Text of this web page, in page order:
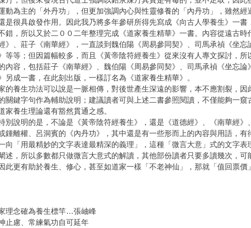
動為主的「外丹功」，但更加強調內心與性靈修養的「內丹功」，雖然經
是很具啟發作用。因此我乃將多年參研所得先寫成《向古人學養生》一書
錯，所以又於二００二年整理完成《道家養生精華》一書。內容從遠古時
》、莊子《南華經》，一直談到魏伯陽《周易參同契》、司馬承禎《坐忘
等等；但因篇幅較多，而且《黃帝陰符經養生》從來沒有人專文探討，
內容，包括莊子《南華經》、魏伯陽《周易參同契》、司馬承禎《坐忘論
另成一書，在此刻出版，一樣訂名為《道家養生精華》。
養生功法可以說是一脈相傳，對後世產生深遠的影響，本不應割裂，因
關鍵字句作為輔助說明；建議讀者可與上述二書參照閱讀，不僅能夠一窺
家養生理論還有豁然貫通之感。
說明的是，不論是《黃帝陰符經養生》，還是《道德經》、《南華經》
鍾離權、呂洞賓的《內丹功》，其中還是有一些形而上的內容與用語，有
向「用最精妙的文字表達最精深的義理」，這種「微言大意」式的文字表
述，所以多數都只做微言大意式的解讀，其他部份讀者只要多讀幾次，可
此更有助於養生、修心，甚至如道家一樣「不老神仙」，那就「值回票價
理念確為養生標竿…張岫峰
止慮、常練氣功自可延年